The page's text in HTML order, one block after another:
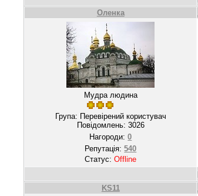
Oленка
Мудра людина
Група: Перевірений користувач
Повідомлень: 3026
Нагороди:0
Репутація:540
Статус:Offline
KS11